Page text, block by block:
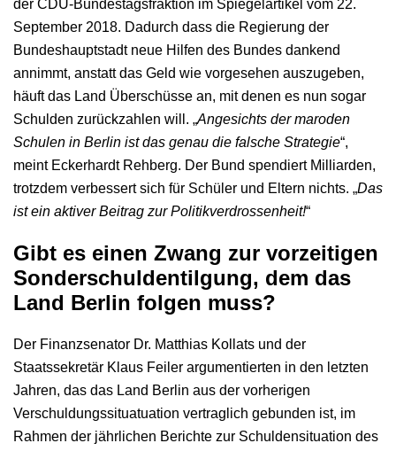
der CDU-Bundestagsfraktion im Spiegelartikel vom 22.
September 2018. Dadurch dass die Regierung der
Bundeshauptstadt neue Hilfen des Bundes dankend
annimmt, anstatt das Geld wie vorgesehen auszugeben,
häuft das Land Überschüsse an, mit denen es nun sogar
Schulden zurückzahlen will. „Angesichts der maroden
Schulen in Berlin ist das genau die falsche Strategie“,
meint Eckerhardt Rehberg. Der Bund spendiert Milliarden,
trotzdem verbessert sich für Schüler und Eltern nichts. „Das
ist ein aktiver Beitrag zur Politikverdrossenheit!“
Gibt es einen Zwang zur vorzeitigen
Sonderschuldentilgung, dem das
Land Berlin folgen muss?
Der Finanzsenator Dr. Matthias Kollats und der
Staatssekretär Klaus Feiler argumentierten in den letzten
Jahren, das das Land Berlin aus der vorherigen
Verschuldungssituatuation vertraglich gebunden ist, im
Rahmen der jährlichen Berichte zur Schuldensituation des